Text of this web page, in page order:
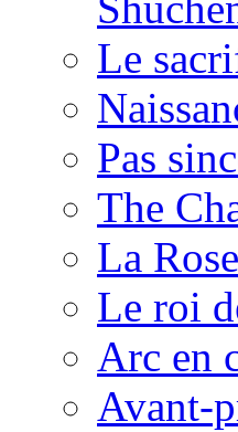
Le
Pas
The
La
Le roi
Arc en
Avant-